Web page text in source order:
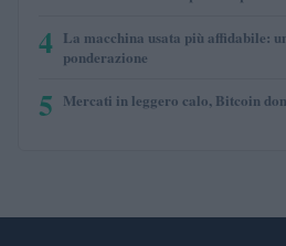
4 La macchina usata più affidabile:
ponderazione
5 Mercati in leggero calo, Bitcoin